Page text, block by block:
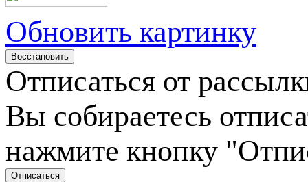
Обновить картинку
Отписаться от
Вы собираетесь
нажмите кнопку